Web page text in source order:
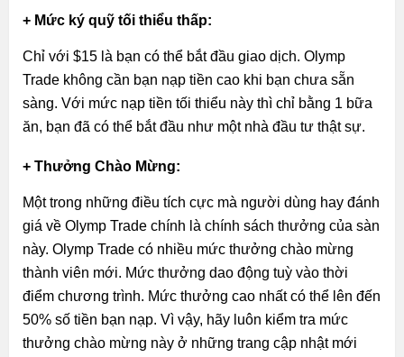
+ Mức ký quỹ tối thiểu thấp:
Chỉ với $15 là bạn có thể bắt đầu giao dịch. Olymp
Trade không cần bạn nạp tiền cao khi bạn chưa sẵn
sàng. Với mức nạp tiền tối thiểu này thì chỉ bằng 1 bữa
ăn, bạn đã có thể bắt đầu như một nhà đầu tư thật sự.
+ Thưởng Chào Mừng:
Một trong những điều tích cực mà người dùng hay đánh
giá về Olymp Trade chính là chính sách thưởng của sàn
này. Olymp Trade có nhiều mức thưởng chào mừng
thành viên mới. Mức thưởng dao động tuỳ vào thời
điểm chương trình. Mức thưởng cao nhất có thể lên đến
50% số tiền bạn nạp. Vì vậy, hãy luôn kiểm tra mức
thưởng chào mừng này ở những trang cập nhật mới